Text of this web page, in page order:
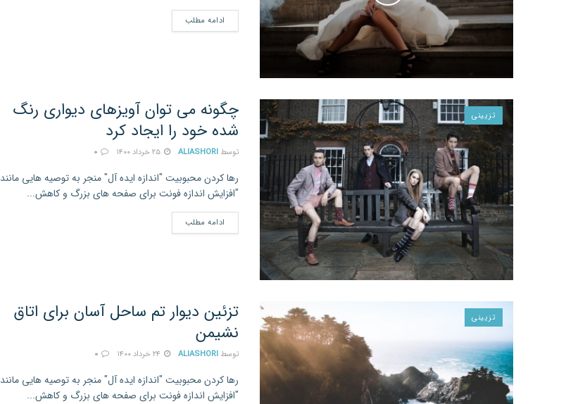
ادامه مطلب
تزیینی
چگونه می توان آویزهای دیواری رنگ
شده خود را ایجاد کرد
توسط ALIASHORI
رها کردن محبوبیت "اندازه ایده آل" منجر به توصیه هایی مانند
"افزایش اندازه فونت برای صفحه های بزرگ و کاهش...
ادامه مطلب
تزیینی
تزئین دیوار تم ساحل آسان برای اتاق
نشیمن
توسط ALIASHORI
رها کردن محبوبیت "اندازه ایده آل" منجر به توصیه هایی مانند
"افزایش اندازه فونت برای صفحه های بزرگ و کاهش...